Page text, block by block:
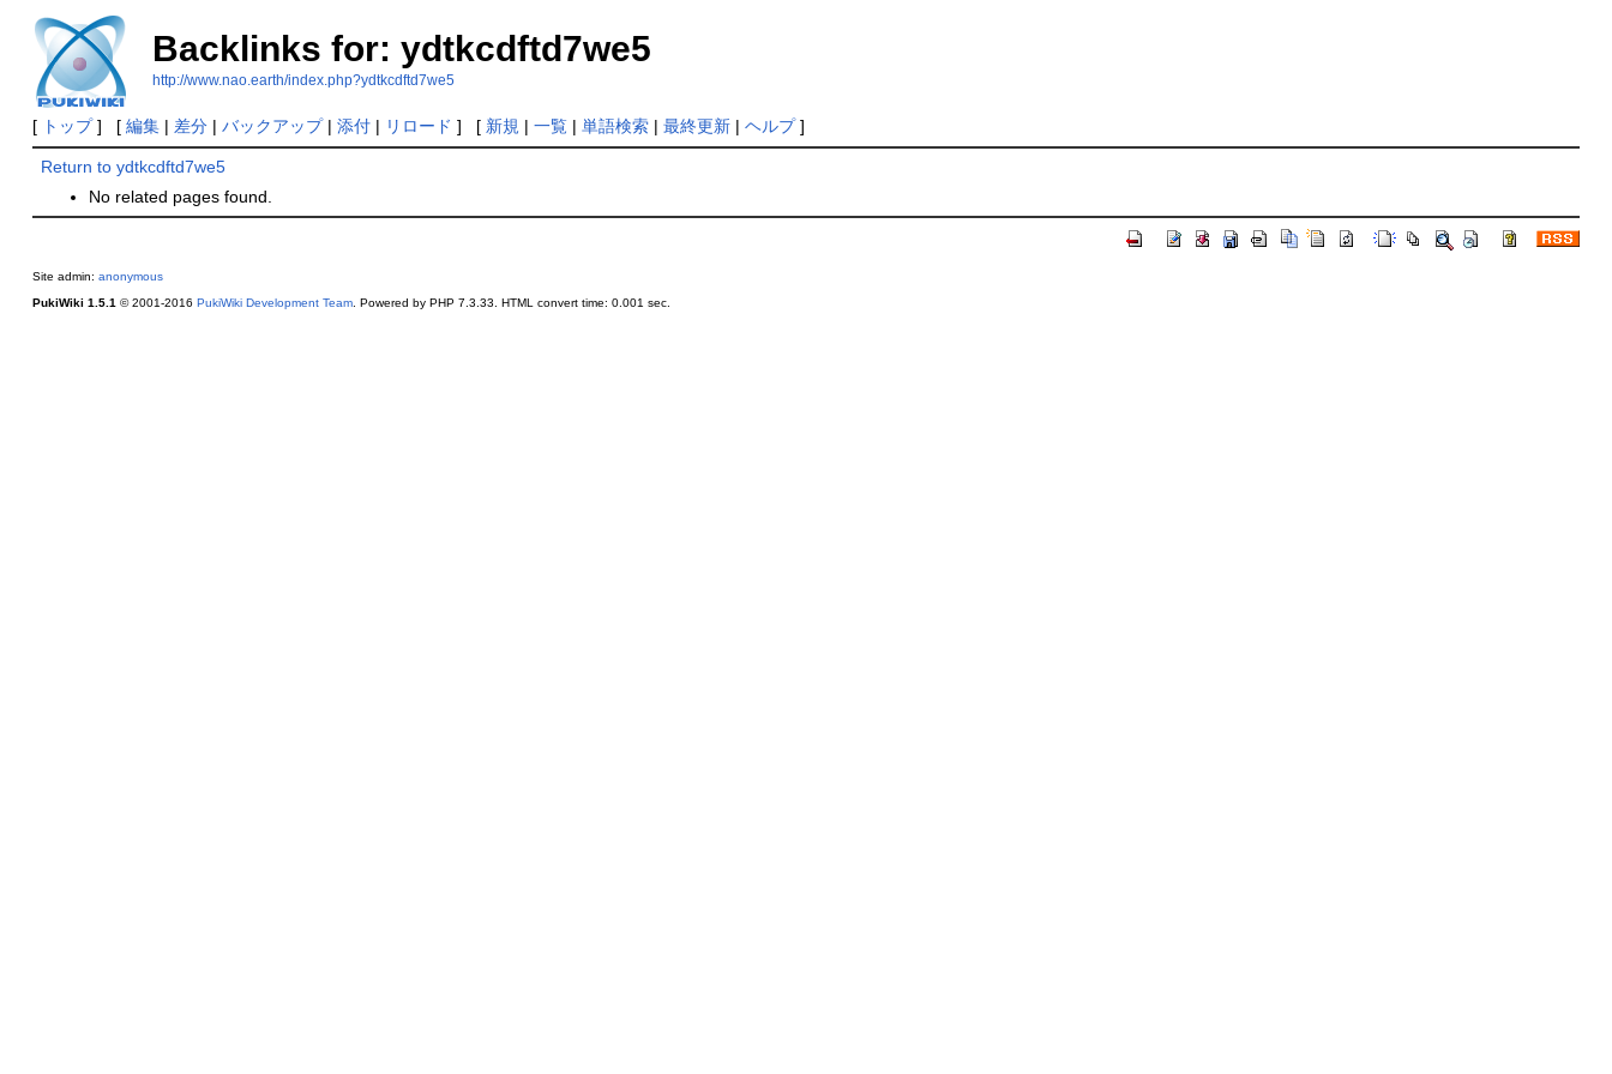
Backlinks for: ydtkcdftd7we5
http://www.nao.earth/index.php?ydtkcdftd7we5
[ トップ] [ 編集| 差分| バックアップ| 添付| リロード ] [ 新規 | 一覧| 単語検索| 最終更新| ヘルプ]
Return to ydtkcdftd7we5
No related pages found.
Site admin: anonymous
PukiWiki 1.5.1 © 2001-2016 PukiWiki Development Team. Powered by PHP 7.3.33. HTML convert time: 0.001 sec.